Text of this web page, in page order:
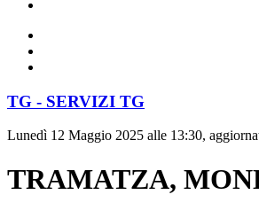
TG - SERVIZI TG
Lunedì 12 Maggio 2025 alle 13:30,
TRAMATZA,